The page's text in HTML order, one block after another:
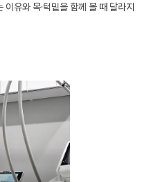
유와 목·턱밑을 함께 볼 때 달라지